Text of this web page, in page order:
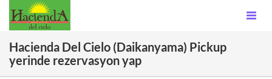
Hacienda Del Cielo (Daikanyama) Pickup
yerinde rezervasyon yap